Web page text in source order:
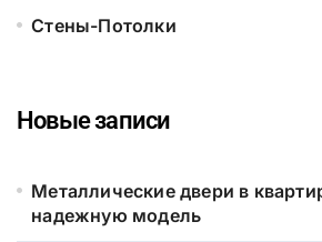
Стены-Потолки
Новые записи
Металлические двери в
надежную модель